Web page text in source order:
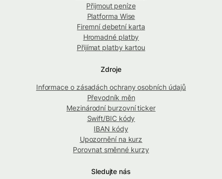
Přijmout peníze
Platforma Wise
Firemní debetní karta
Hromadné platby
Přijímat platby kartou
Zdroje
Informace o zásadách ochrany osobních údajů
Převodník měn
Mezinárodní burzovní ticker
Swift/BIC kódy
IBAN kódy
Upozornění na kurz
Porovnat směnné kurzy
Sledujte nás